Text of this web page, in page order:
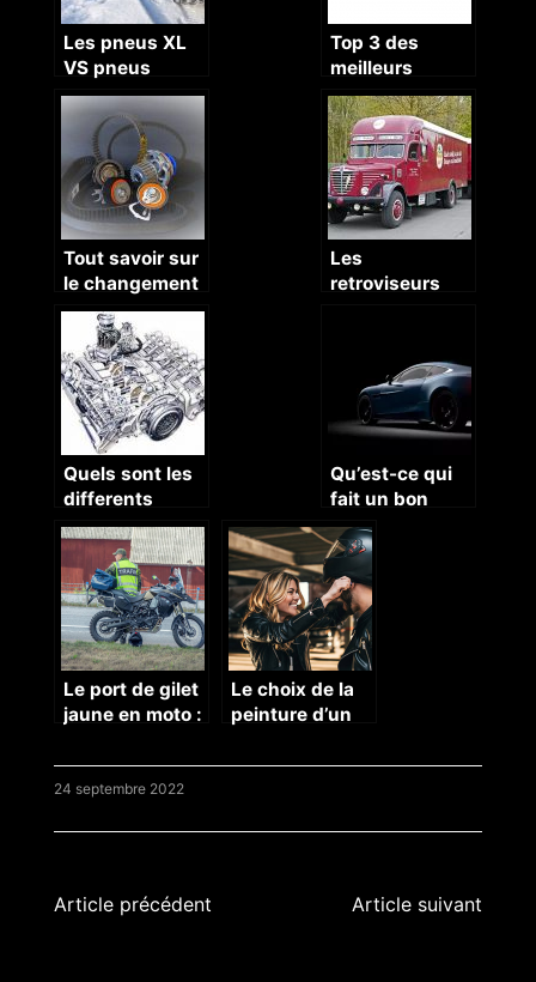
Les pneus XL
VS pneus
classique :
voici toutes les
differences
Top 3 des
meilleurs
applications
GPS gratuites
Tout savoir sur
le changement
de la courroie
de districution
de la Peugeot
207
Les
retroviseurs
Quels sont les
differents
types de
moteurs et que
faut-il savoir
sur ces
moteurs ?
Qu’est-ce qui
fait un bon
système audio
dans une
voiture ?
Le port de gilet
jaune en moto :
règlementation
s en vigueur ?
Le choix de la
peinture d’un
24 septembre 2022
Navigation
Article précédent Article suivant